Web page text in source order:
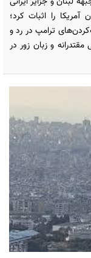
آمریکا را اثبات کرد؛
ترامپ در رد و
و زبان زور در